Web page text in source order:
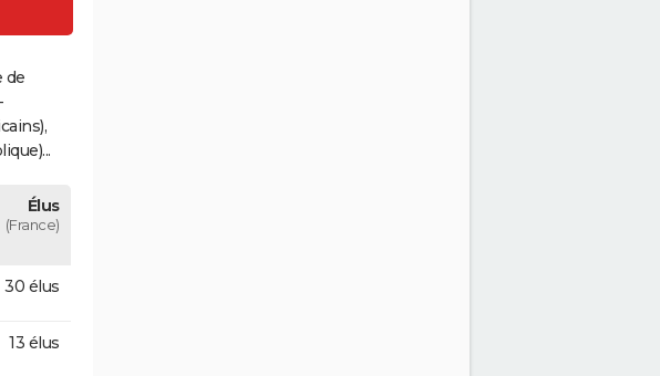
de
Élus
(France)
30 élus
13 élus